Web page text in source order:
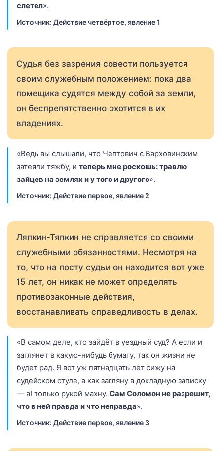
слетел».
Источник: Действие четвёртое, явление 1
Судья без зазрения совести пользуется
своим служебным положением: пока два
помещика судятся между собой за земли,
он беспрепятственно охотится в их
владениях.
«Ведь вы слышали, что Чептович с Варховинским
затеяли тяжбу, и теперь мне роскошь: травлю
зайцев на землях и у того и другого».
Источник: Действие первое, явление 2
Ляпкин-Тяпкин не справляется со своими
служебными обязанностями. Несмотря на
то, что на посту судьи он находится вот уже
15 лет, он никак не может определять
противозаконные действия,
восстанавливать справедливость в делах.
«В самом деле, кто зайдёт в уездный суд? А если и
заглянет в какую-нибудь бумагу, так он жизни не
будет рад. Я вот уж пятнадцать лет сижу на
судейском стуле, а как загляну в докладную записку
— а! только рукой махну. Сам Соломон не разрешит,
что в ней правда и что неправда».
Источник: Действие первое, явление 3